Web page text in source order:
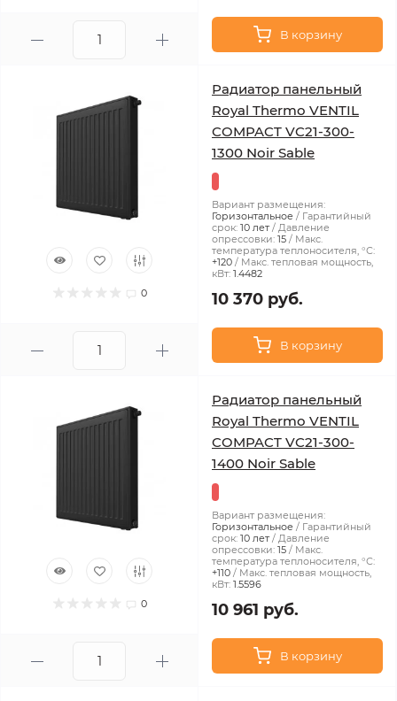
В корзину
0
Радиатор панельный
Royal Thermo VENTIL
COMPACT VC21-300-
1300 Noir Sable
Вариант размещения:
Горизонтальное
Гарантийный
срок: 10 лет
Давление
опрессовки: 15
Макс.
температура теплоносителя, °С:
+120
Макс. тепловая мощность,
кВт: 1.4482
10 370 руб.
В корзину
0
Радиатор панельный
Royal Thermo VENTIL
COMPACT VC21-300-
1400 Noir Sable
Вариант размещения:
Горизонтальное
Гарантийный
срок: 10 лет
Давление
опрессовки: 15
Макс.
температура теплоносителя, °С:
+110
Макс. тепловая мощность,
кВт: 1.5596
10 961 руб.
В корзину